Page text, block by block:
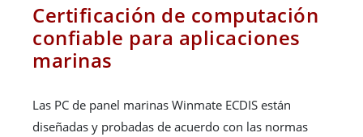
Certificación de computación
confiable para aplicaciones
marinas
Las PC de panel marinas Winmate ECDIS están
diseñadas y probadas de acuerdo con las normas